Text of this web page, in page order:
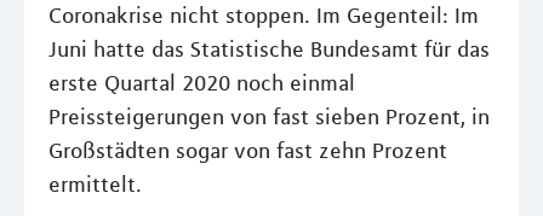
Coronakrise nicht stoppen. Im Gegenteil: Im
Juni hatte das Statistische Bundesamt für das
erste Quartal 2020 noch einmal
Preissteigerungen von fast sieben Prozent, in
Großstädten sogar von fast zehn Prozent
ermittelt.